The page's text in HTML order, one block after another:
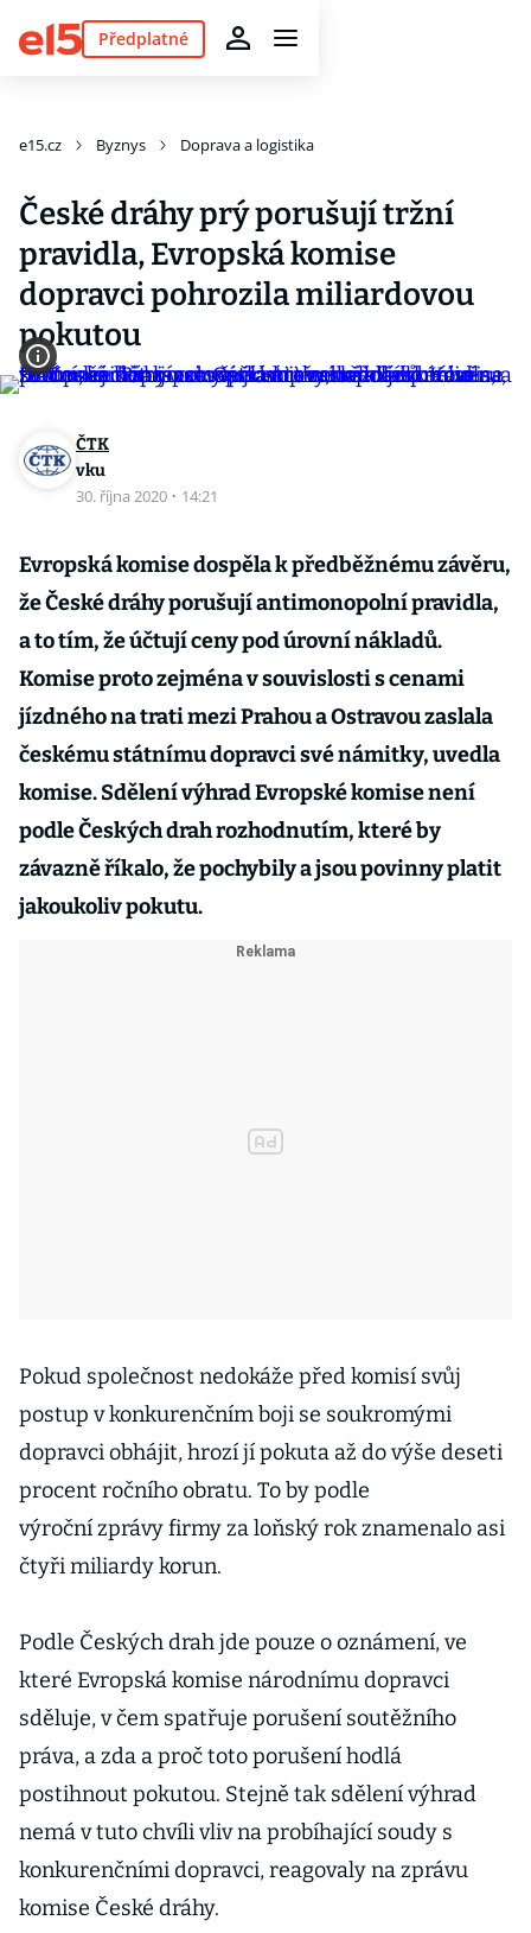
Předplatné
e15.cz Byznys Doprava a logistika
České dráhy prý porušují tržní
pravidla, Evropská komise
dopravci pohrozila miliardovou
pokutou
ČTK
vku
30. října 2020 · 14:21
Evropská komise dospěla k předběžnému závěru,
že České dráhy porušují antimonopolní pravidla,
a to tím, že účtují ceny pod úrovní nákladů.
Komise proto zejména v souvislosti s cenami
jízdného na trati mezi Prahou a Ostravou zaslala
českému státnímu dopravci své námitky, uvedla
komise. Sdělení výhrad Evropské komise není
podle Českých drah rozhodnutím, které by
závazně říkalo, že pochybily a jsou povinny platit
jakoukoliv pokutu.
Pokud společnost nedokáže před komisí svůj
postup v konkurenčním boji se soukromými
dopravci obhájit, hrozí jí pokuta až do výše deseti
procent ročního obratu. To by podle
výroční zprávy firmy za loňský rok znamenalo asi
čtyři miliardy korun.
Podle Českých drah jde pouze o oznámení, ve
které Evropská komise národnímu dopravci
sděluje, v čem spatřuje porušení soutěžního
práva, a zda a proč toto porušení hodlá
postihnout pokutou. Stejně tak sdělení výhrad
nemá v tuto chvíli vliv na probíhající soudy s
konkurenčními dopravci, reagovaly na zprávu
komise České dráhy.